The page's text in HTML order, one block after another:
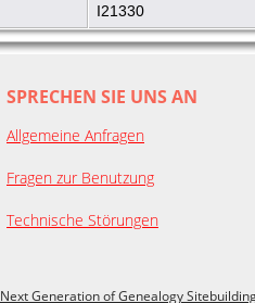
I21330
SPRECHEN SIE UNS AN
Allgemeine Anfragen
Fragen zur Benutzung
Technische Störungen
Generation of Genealogy